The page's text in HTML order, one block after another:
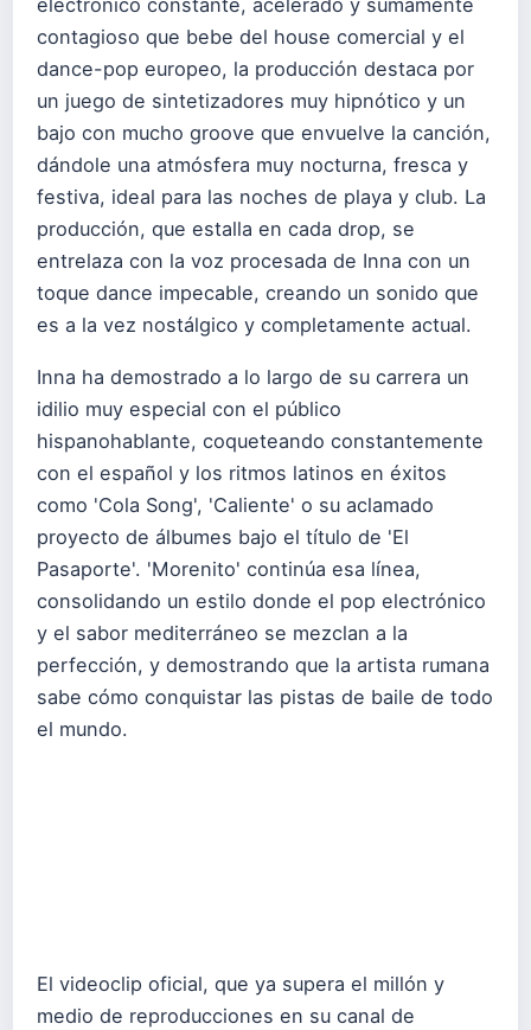
contagioso que bebe del house comercial y el
dance-pop europeo, la producción destaca por
un juego de sintetizadores muy hipnótico y un
bajo con mucho groove que envuelve la canción,
dándole una atmósfera muy nocturna, fresca y
festiva, ideal para las noches de playa y club. La
producción, que estalla en cada drop, se
entrelaza con la voz procesada de Inna con un
toque dance impecable, creando un sonido que
es a la vez nostálgico y completamente actual.
Inna ha demostrado a lo largo de su carrera un
idilio muy especial con el público
hispanohablante, coqueteando constantemente
con el español y los ritmos latinos en éxitos
como 'Cola Song', 'Caliente' o su aclamado
proyecto de álbumes bajo el título de 'El
Pasaporte'. 'Morenito' continúa esa línea,
consolidando un estilo donde el pop electrónico
y el sabor mediterráneo se mezclan a la
perfección, y demostrando que la artista rumana
sabe cómo conquistar las pistas de baile de todo
el mundo.
El videoclip oficial, que ya supera el millón y
medio de reproducciones en su canal de